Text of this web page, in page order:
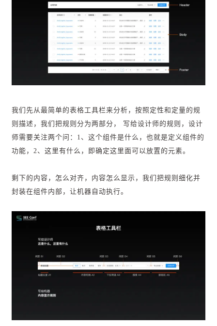
我们先从最简单的表格工具栏来分析，按照定性和定量的规
则描述，我们把规则分为两部分， 写给设计师的规则，设计
师需要关注两个问：1、这个组件是什么，也就是定义组件的
功能，2、这里有什么，即确定这里面可以放置的元素。
剩下的内容，怎么对齐，内容怎么显示，我们把规则细化并
封装在组件内部，让机器自动执行。